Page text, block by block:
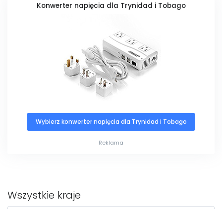
Konwerter napięcia dla Trynidad i Tobago
Wybierz konwerter napięcia dla Trynidad i Tobago
Reklama
Wszystkie kraje